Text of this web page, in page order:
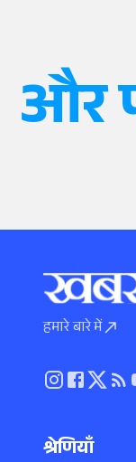
और
हमारे बारे में
श्रेणियाँ